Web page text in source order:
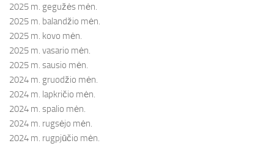
2025 m. gegužės mėn.
2025 m. balandžio mėn.
2025 m. kovo mėn.
2025 m. vasario mėn.
2025 m. sausio mėn.
2024 m. gruodžio mėn.
2024 m. lapkričio mėn.
2024 m. spalio mėn.
2024 m. rugsėjo mėn.
2024 m. rugpjūčio mėn.